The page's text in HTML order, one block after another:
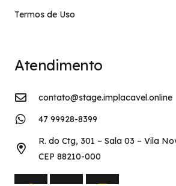
Termos de Uso
Atendimento
contato@stage.implacavel.online
47 99928-8399
R. do Ctg, 301 – Sala 03 – Vila
CEP 88210-000